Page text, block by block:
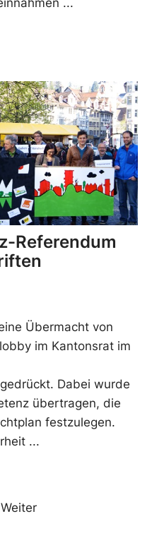
Referendum
Übermacht von
im Kantonsrat im
Dabei wurde
übertragen, die
festzulegen.
Weiter